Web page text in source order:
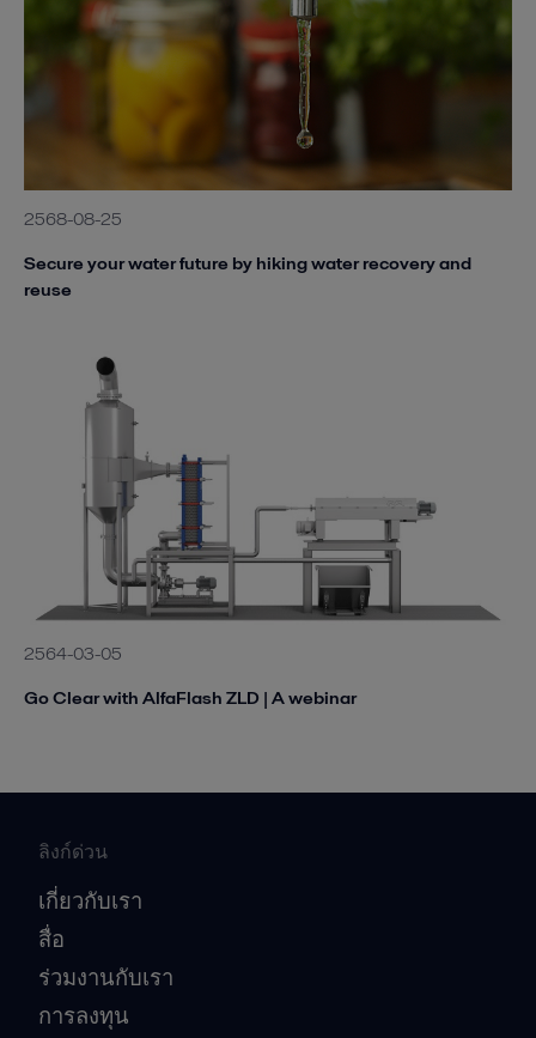
2568-08-25
Secure your water future by hiking water recovery and
reuse
2564-03-05
Go Clear with AlfaFlash ZLD | A webinar
ลิงก์ด่วน
เกี่ยวกับเรา
สื่อ
ร่วมงานกับเรา
การลงทุน